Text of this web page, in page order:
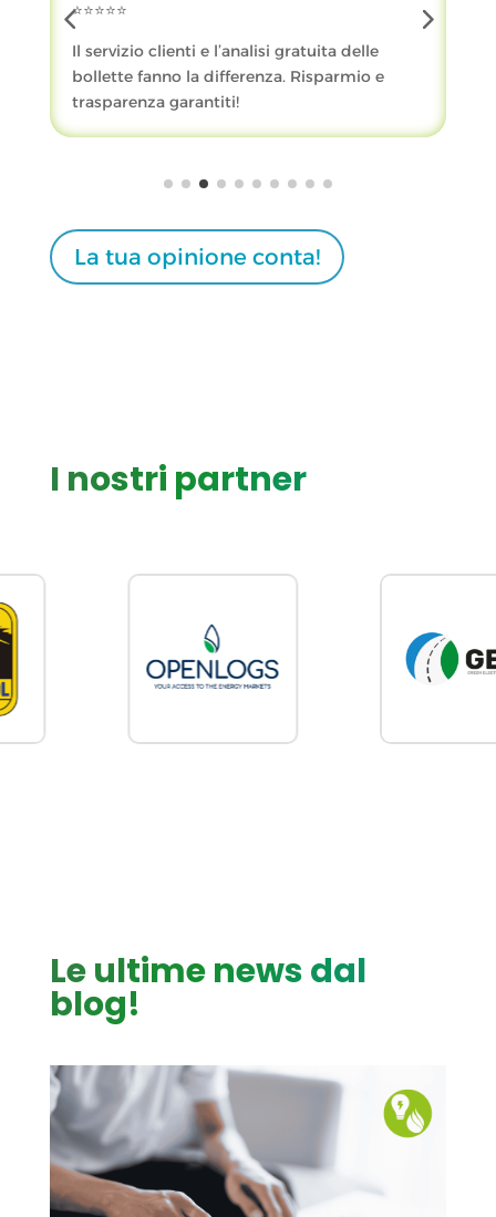
gratuita delle
Risparmio e
Grazie all’analisi gratuita delle
visto il potenziale risparmio e
La tua opinione conta!
I nostri partner
Le ultime news dal
blog!